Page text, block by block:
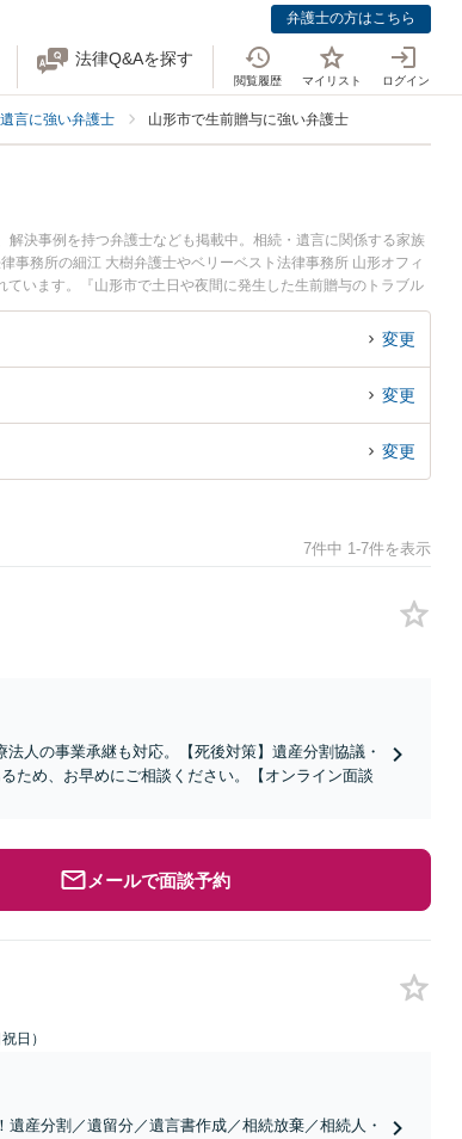
弁護士の方はこちら
法律Q&Aを探す
閲覧履歴 マイリスト ログイン
言に強い弁護士 山形市で生前贈与に強い弁護士
決事例を持つ弁護士なども掲載中。相続・遺言に関係する家族
事務所の細江 大樹弁護士やベリーベスト法律事務所 山形オフィ
います。『山形市で土日や夜間に発生した生前贈与のトラブル
無料で生前贈与を法律相談できる山形市内の弁護士に相談予約し
変更
変更
変更
7件中 1-7件を表示
人の事業承継も対応。【死後対策】遺産分割協議・
ため、お早めにご相談ください。【オンライン面談
メールで面談予約
日）
産分割／遺留分／遺言書作成／相続放棄／相続人・